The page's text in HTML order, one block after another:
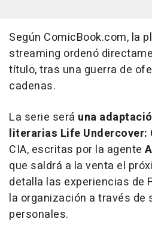
Según ComicBook.com, la
streaming ordenó
título, tras una guerra de
cadenas.
La serie será una
literarias Life Undercover:
CIA, escritas por la agente
que saldrá a la venta el
detalla las experiencias de
la organización a través de
personales.